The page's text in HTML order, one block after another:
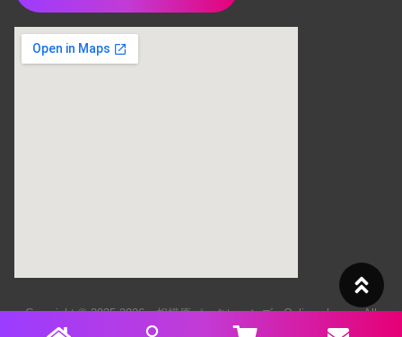
Copyright © 2025-2026 相模原パークレーンズ - Online shop - All